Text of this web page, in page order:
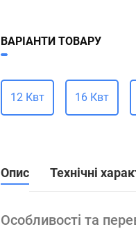
ВАРІАНТИ ТОВАРУ
12 Квт 16 Квт
Опис Технічні
Особливості та